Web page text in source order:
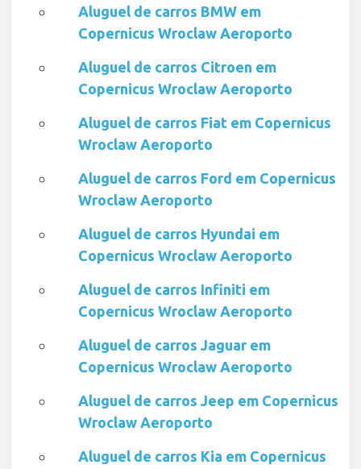
Aluguel de carros BMW em
Copernicus Wroclaw Aeroporto
Aluguel de carros Citroen em
Copernicus Wroclaw Aeroporto
Aluguel de carros Fiat em Copernicus
Wroclaw Aeroporto
Aluguel de carros Ford em Copernicus
Wroclaw Aeroporto
Aluguel de carros Hyundai em
Copernicus Wroclaw Aeroporto
Aluguel de carros Infiniti em
Copernicus Wroclaw Aeroporto
Aluguel de carros Jaguar em
Copernicus Wroclaw Aeroporto
Aluguel de carros Jeep em Copernicus
Wroclaw Aeroporto
Aluguel de carros Kia em Copernicus